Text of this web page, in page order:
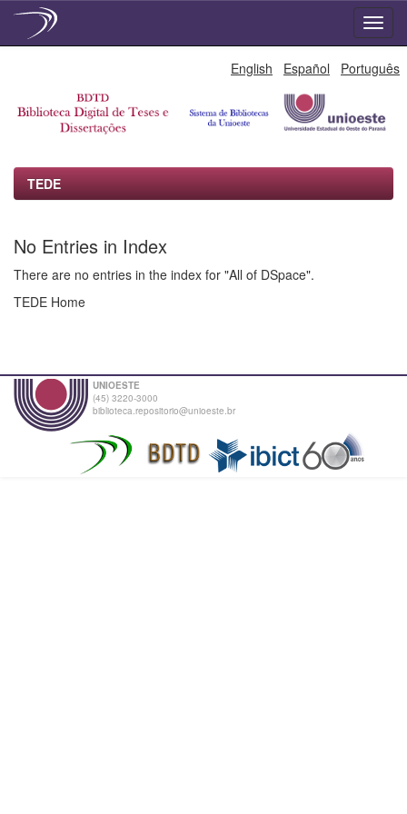
English Español Português
TEDE
No Entries in Index
There are no entries in the index for "All of DSpace".
TEDE Home
UNIOESTE
(45) 3220-3000
biblioteca.repositorio@unioeste.br